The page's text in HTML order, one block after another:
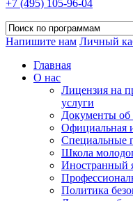
+7 (495) 105-96-04
Напишите нам Личный
Главная
О нас
Лицензия на
услуги
Документы об
Официальная
Специальные
Школа
Иностранный
Политика